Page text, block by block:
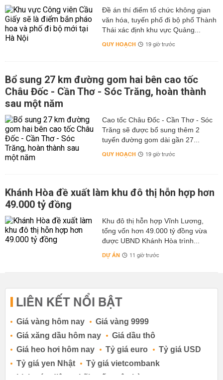
Đề án thí điểm tổ chức không gian
văn hóa, tuyến phố đi bộ phố Thành
Thái xác định khu vực Quảng...
QUY HOẠCH 19 giờ trước
Bổ sung 27 km đường gom hai bên cao tốc
Châu Đốc - Cần Thơ - Sóc Trăng, hoàn thành
sau một năm
Cao tốc Châu Đốc - Cần Thơ - Sóc
Trăng sẽ được bổ sung thêm 2
tuyến đường gom dài gần 27...
QUY HOẠCH 19 giờ trước
Khánh Hòa đề xuất làm khu đô thị hỗn hợp hơn
49.000 tỷ đồng
Khu đô thị hỗn hợp Vĩnh Lương,
tổng vốn hơn 49.000 tỷ đồng vừa
được UBND Khánh Hòa trình...
DỰ ÁN 11 giờ trước
LIÊN KẾT NỔI BẬT
Giá vàng hôm nay
Giá vàng 9999
Giá xăng dầu hôm nay
Giá dầu thô
Giá heo hơi hôm nay
Tỷ giá euro
Tỷ giá USD
Tỷ giá yen Nhật
Tỷ giá vietcombank
Lịch cúp điện
Lãi suất ngân hàng